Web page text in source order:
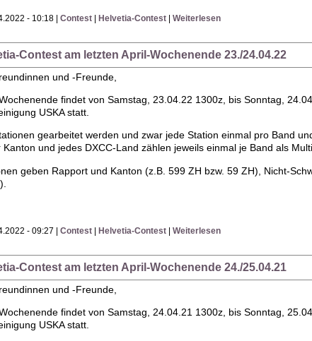
- 10:18 |Contest Helvetia-Contest |Weiterlesen
Contest am letzten April-Wochenende 23./24.04.22
und -Freunde,
findet von Samstag, 23.04.22 1300z, bis Sonntag,
USKA statt.
gearbeitet werden und zwar jede Station einmal pro Band
und jedes DXCC-Land zählen jeweils einmal je Band als
geben Rapport und Kanton (z.B. 599 ZH bzw. 59 ZH), Nicht-
- 09:27 |Contest Helvetia-Contest |Weiterlesen
Contest am letzten April-Wochenende 24./25.04.21
und -Freunde,
findet von Samstag, 24.04.21 1300z, bis Sonntag,
USKA statt.